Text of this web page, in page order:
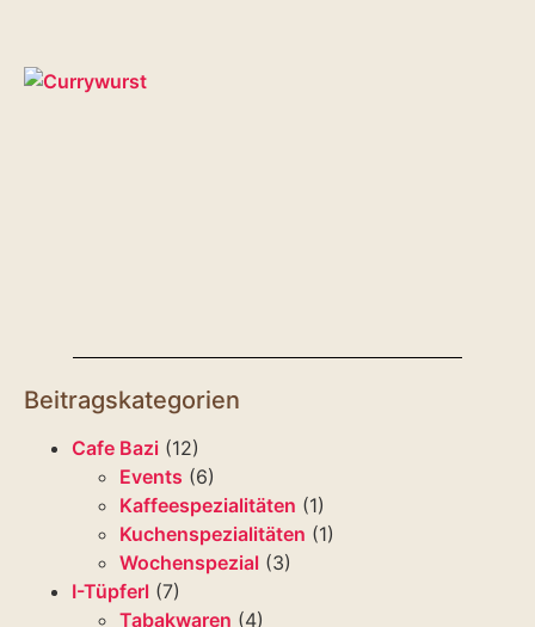
Beitragskategorien
Cafe Bazi (12)
Events (6)
Kaffeespezialitäten (1)
Kuchenspezialitäten (1)
Wochenspezial (3)
I-Tüpferl (7)
Tabakwaren (4)